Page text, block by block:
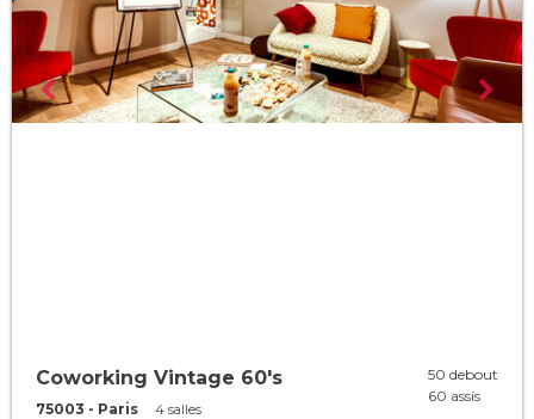
Coworking Vintage 60's
75003 - Paris 4 salles
50 debout
60 assis